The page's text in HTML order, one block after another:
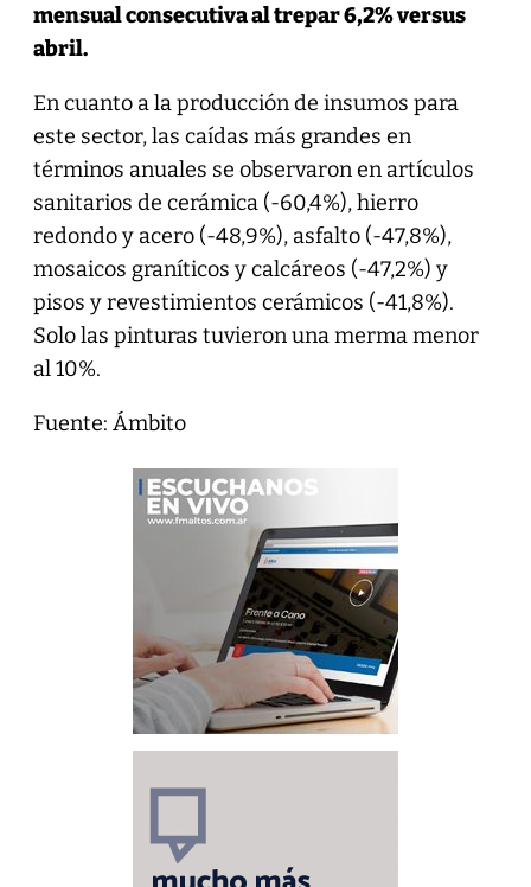
mensual consecutiva al trepar 6,2% versus
abril.
En cuanto a la producción de insumos para
este sector, las caídas más grandes en
términos anuales se observaron en artículos
sanitarios de cerámica (-60,4%), hierro
redondo y acero (-48,9%), asfalto (-47,8%),
mosaicos graníticos y calcáreos (-47,2%) y
pisos y revestimientos cerámicos (-41,8%).
Solo las pinturas tuvieron una merma menor
al 10%.
Fuente: Ámbito